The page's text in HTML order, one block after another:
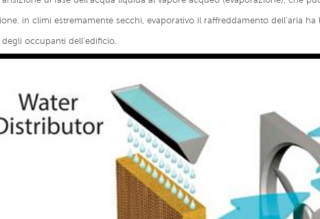
in climi estremamente secchi, evaporativo il raffreddamento dell'aria
occupanti dell'edificio.